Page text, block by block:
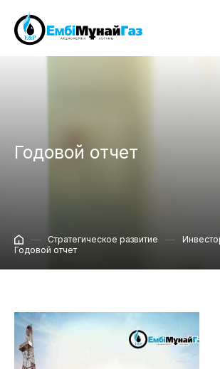
Годовой отчет
Стратегическое развитие
Годовой отчет